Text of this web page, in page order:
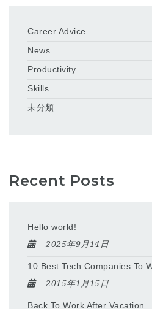
Career Advice
News
Productivity
Skills
未分類
Recent Posts
Hello world!
2025年9月14日
10 Best Tech Companies To
2015年1月15日
Back To Work After Vacation